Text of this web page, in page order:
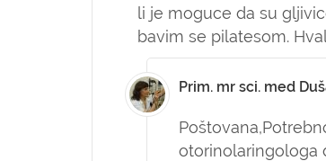
li je moguce da su
bavim se pilatesom.
Prim. mr sci. med
Poštovana,
otorinolaringologa